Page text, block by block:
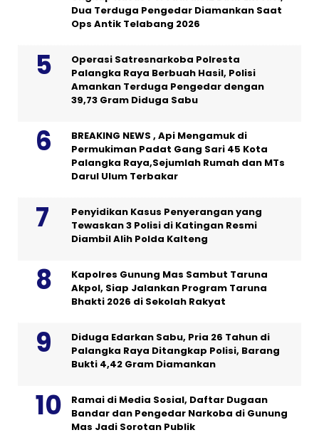
Dua Terduga Pengedar Diamankan Saat
Ops Antik Telabang 2026
Operasi Satresnarkoba Polresta
Palangka Raya Berbuah Hasil, Polisi
Amankan Terduga Pengedar dengan
39,73 Gram Diduga Sabu
BREAKING NEWS , Api Mengamuk di
Permukiman Padat Gang Sari 45 Kota
Palangka Raya,Sejumlah Rumah dan MTs
Darul Ulum Terbakar
Penyidikan Kasus Penyerangan yang
Tewaskan 3 Polisi di Katingan Resmi
Diambil Alih Polda Kalteng
Kapolres Gunung Mas Sambut Taruna
Akpol, Siap Jalankan Program Taruna
Bhakti 2026 di Sekolah Rakyat
Diduga Edarkan Sabu, Pria 26 Tahun di
Palangka Raya Ditangkap Polisi, Barang
Bukti 4,42 Gram Diamankan
Ramai di Media Sosial, Daftar Dugaan
Bandar dan Pengedar Narkoba di Gunung
Mas Jadi Sorotan Publik